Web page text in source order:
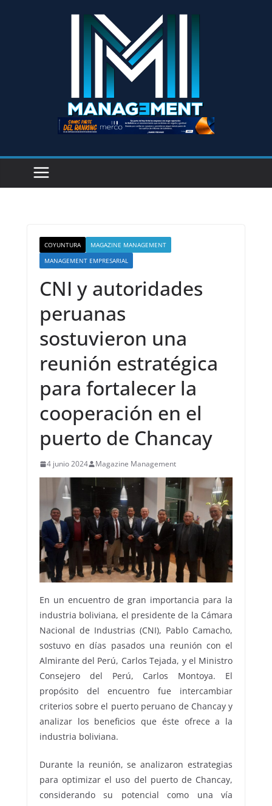
COYUNTURA
MAGAZINE MANAGEMENT
MANAGEMENT EMPRESARIAL
CNI y autoridades
peruanas
sostuvieron una
reunión estratégica
para fortalecer la
cooperación en el
puerto de Chancay
4 junio 2024 Magazine Management
En un encuentro de gran importancia para la
industria boliviana, el presidente de la Cámara
Nacional de Industrias (CNI), Pablo Camacho,
sostuvo en días pasados una reunión con el
Almirante del Perú, Carlos Tejada, y el Ministro
Consejero del Perú, Carlos Montoya. El
propósito del encuentro fue intercambiar
criterios sobre el puerto peruano de Chancay y
analizar los beneficios que éste ofrece a la
industria boliviana.
Durante la reunión, se analizaron estrategias
para optimizar el uso del puerto de Chancay,
considerando su potencial como una vía